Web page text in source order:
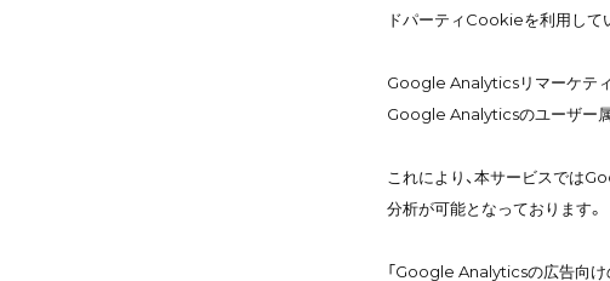
ドパーティCookieを利用して
Google Analyticsリマーケテ
Google Analyticsのユーザー
これにより、本サービスでは
分析が可能となっております。
「Google Analyticsの広告向